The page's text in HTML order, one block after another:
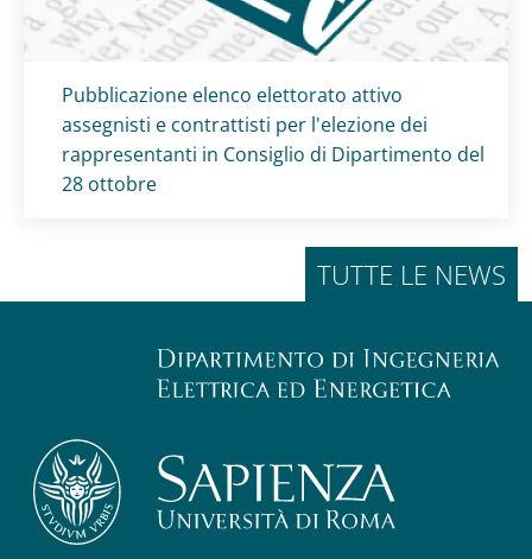
Titolo card:
Pubblicazione elenco elettorato attivo
assegnisti e contrattisti per l'elezione dei
rappresentanti in Consiglio di Dipartimento del
28 ottobre
TUTTE LE NEWS